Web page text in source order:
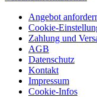
Angebot
Cookie-
Zahlung und
AGB
Datenschutz
Kontakt
Impressum
Cookie-Infos